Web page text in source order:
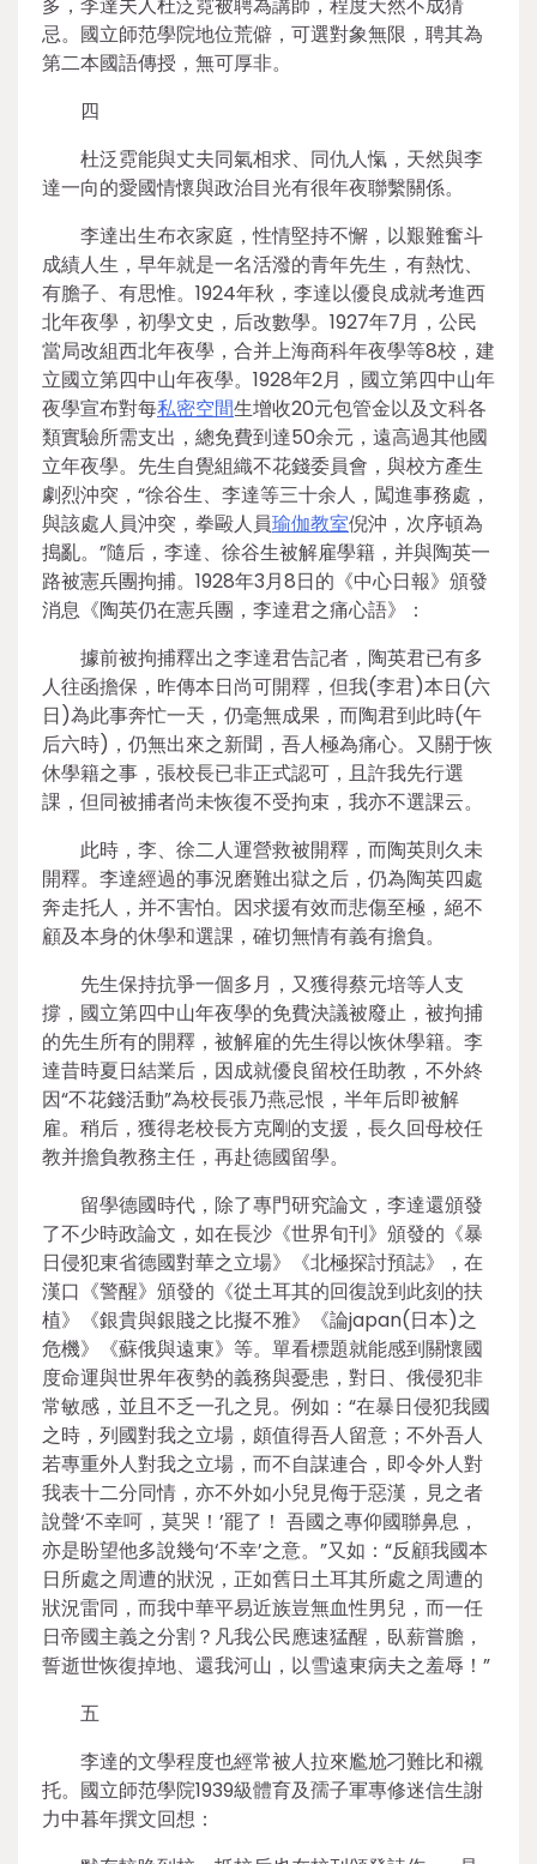
忌。國立師范學院地位荒僻，可選對象無限，聘其為
第二本國語傳授，無可厚非。
四
杜泛霓能與丈夫同氣相求、同仇人愾，天然與李
達一向的愛國情懷與政治目光有很年夜聯繫關係。
李達出生布衣家庭，性情堅持不懈，以艱難奮斗
成績人生，早年就是一名活潑的青年先生，有熱忱、
有膽子、有思惟。1924年秋，李達以優良成就考進西
北年夜學，初學文史，后改數學。1927年7月，公民
當局改組西北年夜學，合并上海商科年夜學等8校，建
立國立第四中山年夜學。1928年2月，國立第四中山年
夜學宣布對每私密空間生增收20元包管金以及文科各
類實驗所需支出，總免費到達50余元，遠高過其他國
立年夜學。先生自覺組織不花錢委員會，與校方產生
劇烈沖突，“徐谷生、李達等三十余人，闖進事務處，
與該處人員沖突，拳毆人員瑜伽教室倪沖，次序頓為
搗亂。”隨后，李達、徐谷生被解雇學籍，并與陶英一
路被憲兵團拘捕。1928年3月8日的《中心日報》頒發
消息《陶英仍在憲兵團，李達君之痛心語》：
據前被拘捕釋出之李達君告記者，陶英君已有多
人往函擔保，昨傳本日尚可開釋，但我(李君)本日(六
日)為此事奔忙一天，仍毫無成果，而陶君到此時(午
后六時)，仍無出來之新聞，吾人極為痛心。又關于恢
休學籍之事，張校長已非正式認可，且許我先行選
課，但同被捕者尚未恢復不受拘束，我亦不選課云。
此時，李、徐二人運營救被開釋，而陶英則久未
開釋。李達經過的事況磨難出獄之后，仍為陶英四處
奔走托人，并不害怕。因求援有效而悲傷至極，絕不
顧及本身的休學和選課，確切無情有義有擔負。
先生保持抗爭一個多月，又獲得蔡元培等人支
撐，國立第四中山年夜學的免費決議被廢止，被拘捕
的先生所有的開釋，被解雇的先生得以恢休學籍。李
達昔時夏日結業后，因成就優良留校任助教，不外終
因“不花錢活動”為校長張乃燕忌恨，半年后即被解
雇。稍后，獲得老校長方克剛的支援，長久回母校任
教并擔負教務主任，再赴德國留學。
留學德國時代，除了專門研究論文，李達還頒發
了不少時政論文，如在長沙《世界旬刊》頒發的《暴
日侵犯東省德國對華之立場》《北極探討預誌》，在
漢口《警醒》頒發的《從土耳其的回復說到此刻的扶
植》《銀貴與銀賤之比擬不雅》《論japan(日本)之
危機》《蘇俄與遠東》等。單看標題就能感到關懷國
度命運與世界年夜勢的義務與憂患，對日、俄侵犯非
常敏感，並且不乏一孔之見。例如：“在暴日侵犯我國
之時，列國對我之立場，頗值得吾人留意；不外吾人
若專重外人對我之立場，而不自謀連合，即令外人對
我表十二分同情，亦不外如小兒見侮于惡漢，見之者
說聲‘不幸呵，莫哭！’罷了！ 吾國之專仰國聯鼻息，
亦是盼望他多說幾句‘不幸’之意。”又如：“反顧我國本
日所處之周遭的狀況，正如舊日土耳其所處之周遭的
狀況雷同，而我中華平易近族豈無血性男兒，而一任
日帝國主義之分割？凡我公民應速猛醒，臥薪嘗膽，
誓逝世恢復掉地、還我河山，以雪遠東病夫之羞辱！”
五
李達的文學程度也經常被人拉來尷尬刁難比和襯
托。國立師范學院1939級體育及孺子軍專修迷信生謝
力中暮年撰文回想：